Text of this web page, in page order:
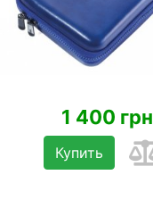
1 400 грн
Купить